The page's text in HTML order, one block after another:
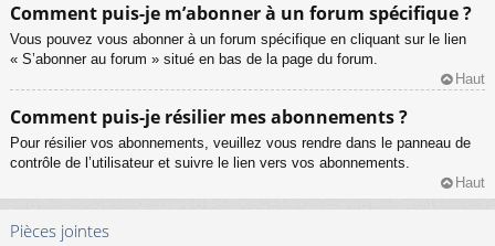
Comment puis-je m’abonner à un forum spécifique ?
Vous pouvez vous abonner à un forum spécifique en cliquant sur le lien
« S’abonner au forum » situé en bas de la page du forum.
Haut
Comment puis-je résilier mes abonnements ?
Pour résilier vos abonnements, veuillez vous rendre dans le panneau de
contrôle de l’utilisateur et suivre le lien vers vos abonnements.
Haut
Pièces jointes